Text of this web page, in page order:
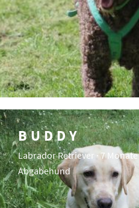
BUDDY
Labrador Retriever · 7 Monate
Abgabehund